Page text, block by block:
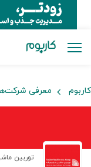
کاربوم معرفی
توربین